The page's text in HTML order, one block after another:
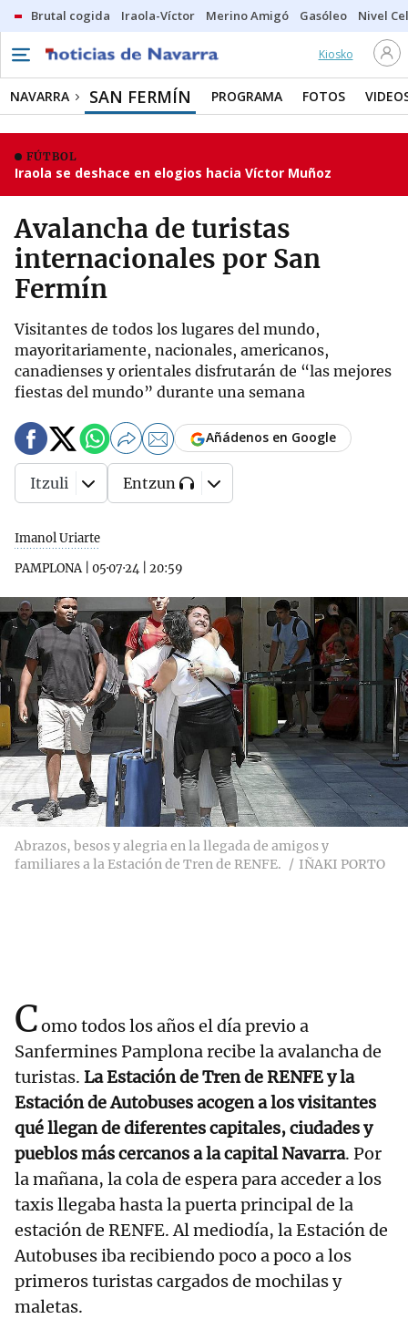
Brutal cogida Iraola-Víctor Merino Amigó Gasóleo Nivel
Kiosko
NAVARRA SAN FERMÍN PROGRAMA FOTOS
FÚTBOL
Iraola se deshace en elogios hacia Víctor Muñoz
Avalancha de turistas
internacionales por San
Fermín
Visitantes de todos los lugares del mundo,
mayoritariamente, nacionales, americanos,
canadienses y orientales disfrutarán de “las mejores
fiestas del mundo” durante una semana
Imanol Uriarte
PAMPLONA| 05·07·24 20:59
Añádenos en Google
Itzuli Entzun
Abrazos, besos y alegria en la llegada de amigos y
familiares a la Estación de Tren de RENFE.
IÑAKI PORTO
Como todos los años el día previo a
Sanfermines Pamplona recibe la avalancha de
turistas. La Estación de Tren de RENFE y la
Estación de Autobuses acogen a los visitantes
qué llegan de diferentes capitales, ciudades y
pueblos más cercanos a la capital Navarra. Por
la mañana, la cola de espera para acceder a los
taxis llegaba hasta la puerta principal de la
estación de RENFE. Al mediodía, la Estación de
Autobuses iba recibiendo poco a poco a los
primeros turistas cargados de mochilas y
maletas.